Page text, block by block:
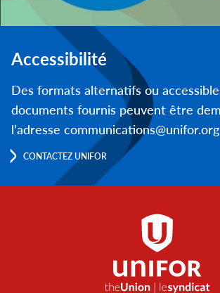
Accessibilité
Des formats alternatifs ou
documents fournis peuvent être
l’adresse communications@unifor.org
CONTACTEZ UNIFOR